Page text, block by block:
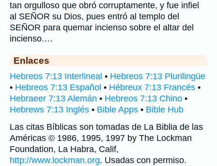
tan orgulloso que obró corruptamente, y fue infiel
al SEÑOR su Dios, pues entró al templo del
SEÑOR para quemar incienso sobre el altar del
incienso.…
Enlaces
Hebreos 7:13 Interlineal • Hebreos 7:13 Plurilingüe
• Hebreos 7:13 Español • Hébreux 7:13 Francés •
Hebraeer 7:13 Alemán • Hebreos 7:13 Chino •
Hebrews 7:13 Inglés • Bible Apps • Bible Hub
Las citas Bíblicas son tomadas de La Biblia de las
Américas © 1986, 1995, 1997 by The Lockman
Foundation, La Habra, Calif,
http://www.lockman.org. Usadas con permiso.